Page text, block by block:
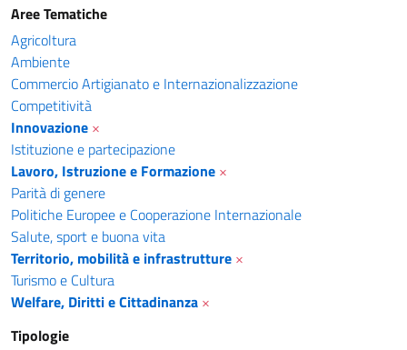
Catalogo bandi - Servizi Digitali Regione
Aree Tematiche
Agricoltura
Ambiente
Commercio Artigianato e Internazionalizzazione
Competitività
Innovazione ×
Istituzione e partecipazione
Lavoro, Istruzione e Formazione ×
Parità di genere
Politiche Europee e Cooperazione Internazionale
Salute, sport e buona vita
Territorio, mobilità e infrastrutture ×
Turismo e Cultura
Welfare, Diritti e Cittadinanza ×
Tipologie